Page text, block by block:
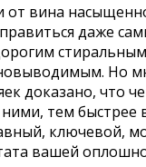
от вина
даже
Но
доказано, что
тем быстрее
ключевой,
вашей